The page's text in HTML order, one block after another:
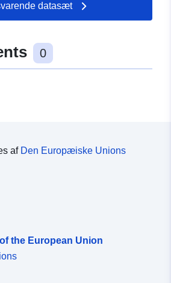
datasæt
0
af Den Europæiske Unions
the European Union